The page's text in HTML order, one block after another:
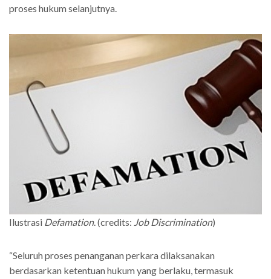
proses hukum selanjutnya.
Ilustrasi Defamation. (credits: Job Discrimination)
“Seluruh proses penanganan perkara dilaksanakan
berdasarkan ketentuan hukum yang berlaku, termasuk